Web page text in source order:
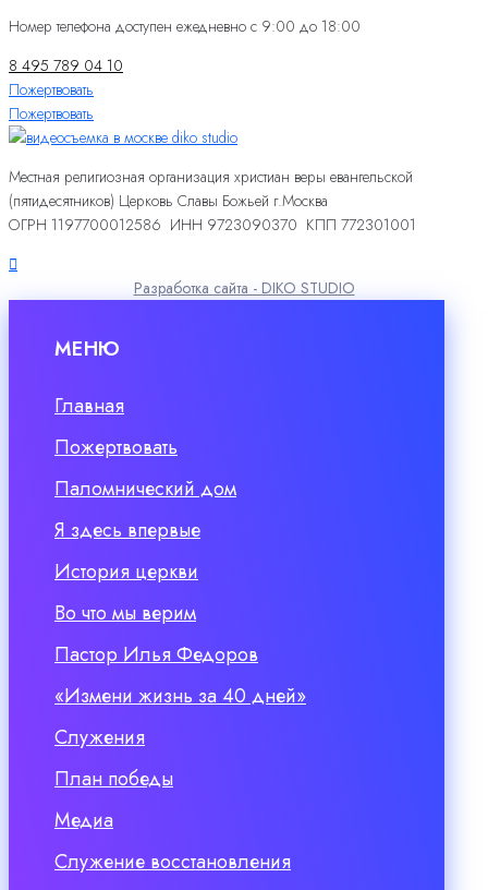
Номер телефона доступен ежедневно с 9:00 до 18:00
8 495 789 04 10
Пожертвовать
Пожертвовать
Местная религиозная организация христиан веры евангельской
(пятидесятников) Церковь Славы Божьей г.Москва
ОГРН 1197700012586 ИНН 9723090370 КПП 772301001
Разработка сайта - DIKO STUDIO
МЕНЮ
Главная
Пожертвовать
Паломнический дом
Я здесь впервые
История церкви
Во что мы верим
Пастор Илья Федоров
«Измени жизнь за 40 дней»
Служения
План победы
Медиа
Служение восстановления